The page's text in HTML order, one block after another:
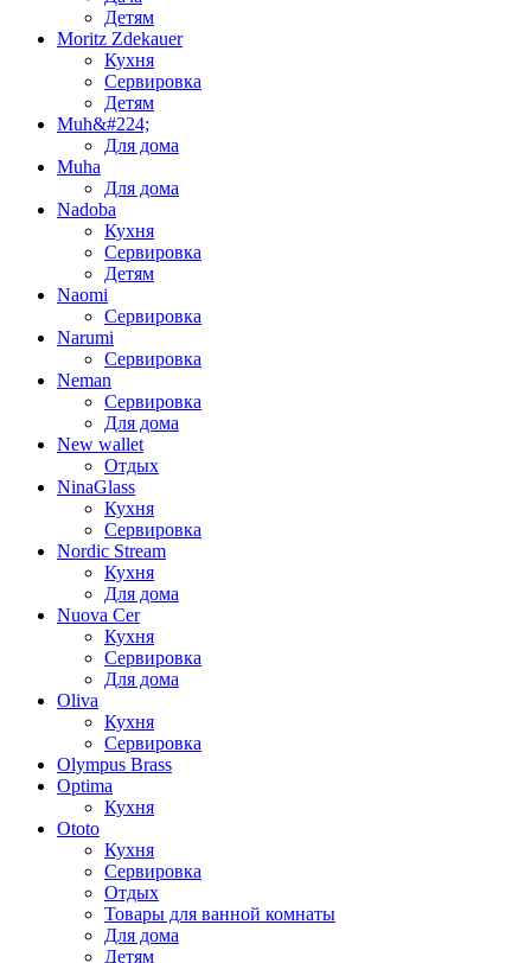
Детям
Moritz Zdekauer
Кухня
Сервировка
Детям
Muh&#224;
Для дома
Muha
Для дома
Nadoba
Кухня
Сервировка
Детям
Naomi
Сервировка
Narumi
Сервировка
Neman
Сервировка
Для дома
New wallet
Отдых
NinaGlass
Кухня
Сервировка
Nordic Stream
Кухня
Для дома
Nuova Cer
Кухня
Сервировка
Для дома
Oliva
Кухня
Сервировка
Olympus Brass
Optima
Кухня
Ototo
Кухня
Сервировка
Отдых
Товары для ванной комнаты
Для дома
Детям